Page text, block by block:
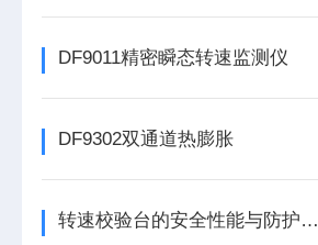
DF9011精密瞬态转速监测仪
DF9302双通道热膨胀
转速校验台的安全性能与防护措施